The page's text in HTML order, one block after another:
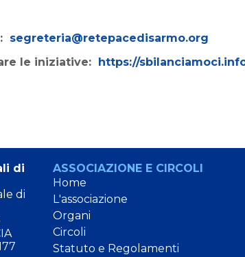
segreteria@retepacedisarmo.org
le iniziative: https://
di
di
ASSOCIAZIONE E CIRCOLI
Home
L'associazione
Organi
Circoli
Statuto e Regolamenti